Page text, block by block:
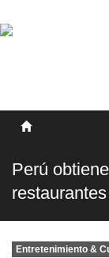
SOBRE NOSOTROS
Perú
Entretenimiento &